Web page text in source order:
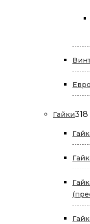
Гайки318